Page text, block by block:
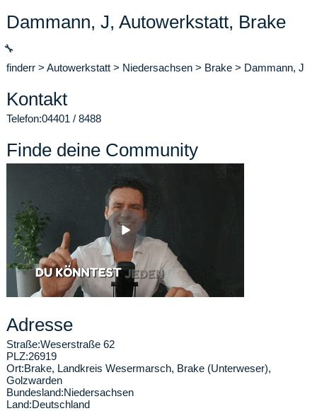
Dammann, J, Autowerkstatt, Brake
🔧
finderr > Autowerkstatt > Niedersachsen > Brake > Dammann, J
Kontakt
Telefon:04401 / 8488
Finde deine Community
Adresse
Straße:Weserstraße 62
PLZ:26919
Ort:Brake, Landkreis Wesermarsch, Brake (Unterweser),
Golzwarden
Bundesland:Niedersachsen
Land:Deutschland